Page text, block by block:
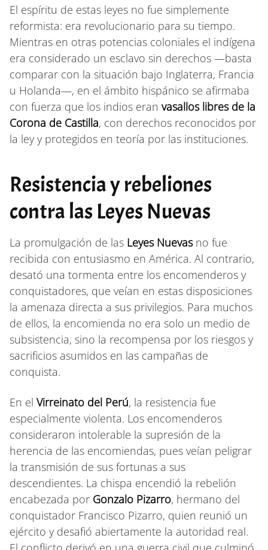
El espíritu de estas leyes no fue simplemente
reformista: era revolucionario para su tiempo.
Mientras en otras potencias coloniales el indígena
era considerado un esclavo sin derechos —basta
comparar con la situación bajo Inglaterra, Francia
u Holanda—, en el ámbito hispánico se afirmaba
con fuerza que los indios eran vasallos libres de la
Corona de Castilla, con derechos reconocidos por
la ley y protegidos en teoría por las instituciones.
Resistencia y rebeliones
contra las Leyes Nuevas
La promulgación de las Leyes Nuevasno fue
recibida con entusiasmo en América. Al contrario,
desató una tormenta entre los encomenderos y
conquistadores, que veían en estas disposiciones
la amenaza directa a sus privilegios. Para muchos
de ellos, la encomienda no era solo un medio de
subsistencia, sino la recompensa por los riesgos y
sacrificios asumidos en las campañas de
conquista.
En el Virreinato del Perú, la resistencia fue
especialmente violenta. Los encomenderos
consideraron intolerable la supresión de la
herencia de las encomiendas, pues veían peligrar
la transmisión de sus fortunas a sus
descendientes. La chispa encendió la rebelión
encabezada por Gonzalo Pizarro, hermano del
conquistador Francisco Pizarro, quien reunió un
ejército y desafió abiertamente la autoridad real.